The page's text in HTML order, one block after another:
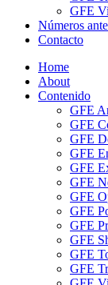
GFE
Números
Contacto
Home
About
Contenido
GFE
GFE
GFE
GFE
GFE
GFE
GFE
GFE
GFE
GFE
GFE
GFE